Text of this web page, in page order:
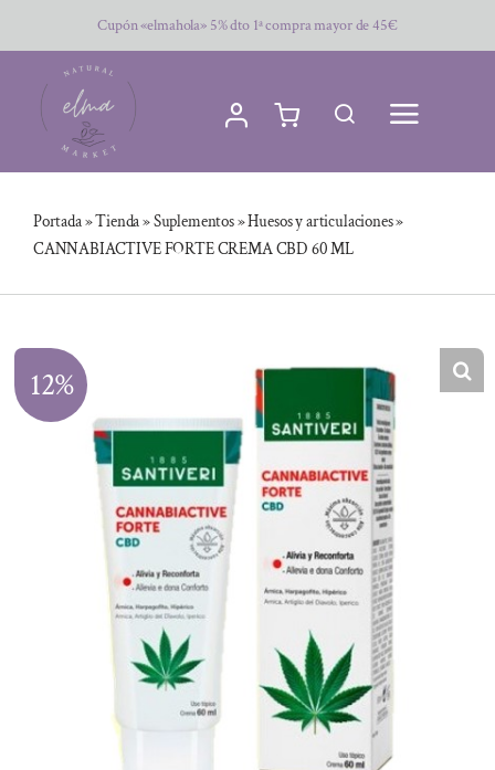
al
contenido
Cupón «elmahola» 5% dto 1ª compra mayor de 45€
Portada»Tienda»Suplementos»Huesos y articulaciones»
CANNABIACTIVE FORTE CREMA CBD 60 ML
12%